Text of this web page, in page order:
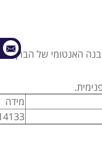
האנטומי של הברך.
מידה